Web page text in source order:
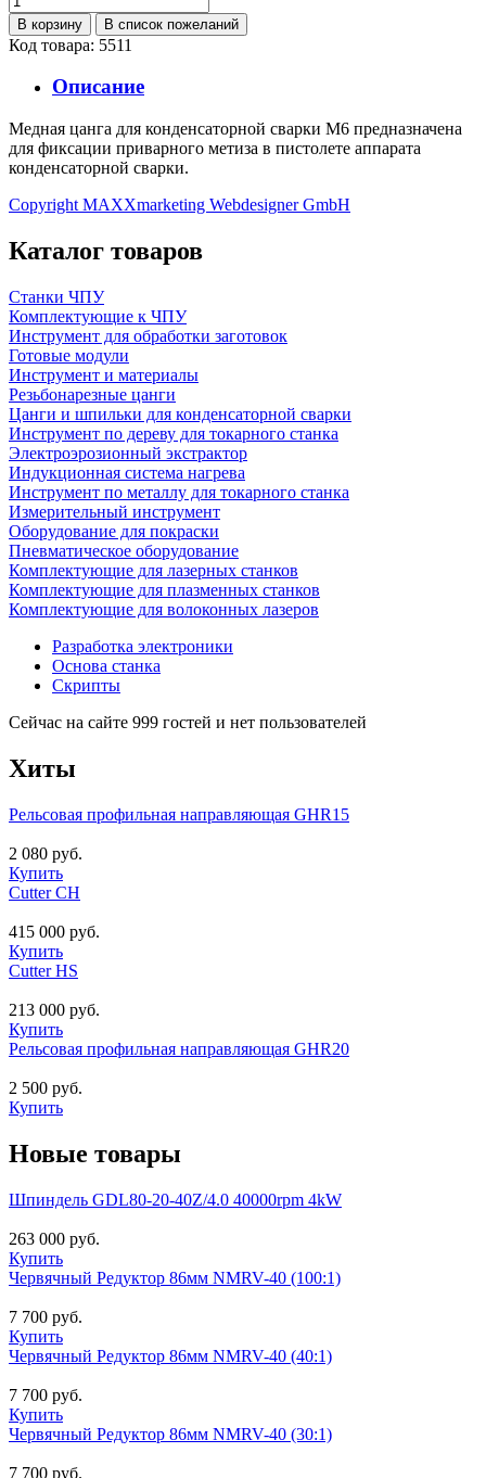
Код товара: 5511
Описание
Медная цанга для конденсаторной сварки М6 предназначена
для фиксации приварного метиза в пистолете аппарата
конденсаторной сварки.
Copyright MAXXmarketing Webdesigner GmbH
Каталог товаров
Станки ЧПУ
Комплектующие к ЧПУ
Инструмент для обработки заготовок
Готовые модули
Инструмент и материалы
Резьбонарезные цанги
Цанги и шпильки для конденсаторной сварки
Инструмент по дереву для токарного станка
Электроэрозионный экстрактор
Индукционная система нагрева
Инструмент по металлу для токарного станка
Измерительный инструмент
Оборудование для покраски
Пневматическое оборудование
Комплектующие для лазерных станков
Комплектующие для плазменных станков
Комплектующие для волоконных лазеров
Разработка электроники
Основа станка
Скрипты
Сейчас на сайте 999 гостей и нет пользователей
Хиты
Рельсовая профильная направляющая GHR15
2 080 руб.
Купить
Cutter CH
415 000 руб.
Купить
Cutter HS
213 000 руб.
Купить
Рельсовая профильная направляющая GHR20
2 500 руб.
Купить
Новые товары
Шпиндель GDL80-20-40Z/4.0 40000rpm 4kW
263 000 руб.
Купить
Червячный Редуктор 86мм NMRV-40 (100:1)
7 700 руб.
Купить
Червячный Редуктор 86мм NMRV-40 (40:1)
7 700 руб.
Купить
Червячный Редуктор 86мм NMRV-40 (30:1)
7 700 руб.